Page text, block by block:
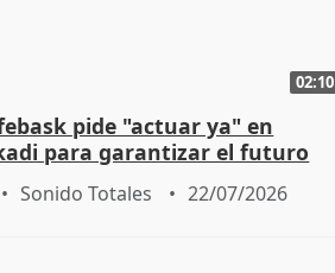
02:10
pide "actuar ya" en
para garantizar el futuro
pacto de país
Sonido Totales 22/07/2026